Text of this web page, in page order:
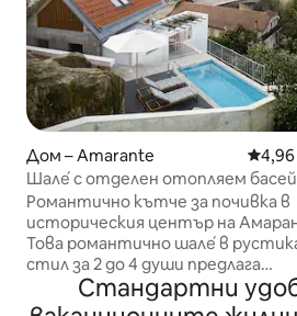
Дом – Amarante
4,96
Шале́ с отделен отопляем
изглед към реката
Романтично кътче за почивка в
историческия център на
Това романтично шале́ в
стил за 2 до 4 души предлага
невероятна гледка към града и
реката, самостоятелен басейн,
Стандартни